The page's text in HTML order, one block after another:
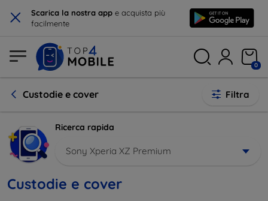
× Scarica la nostra app e acquista più
facilmente
0
Custodie e cover Filtra
Ricerca rapida
Sony Xperia XZ Premium
Custodie e cover